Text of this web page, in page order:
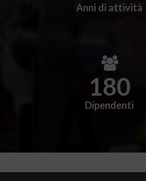
Anni di attività
180
Dipendenti